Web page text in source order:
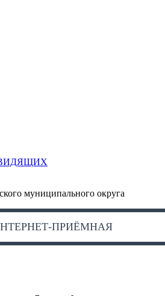
муниципального округа
ПРИЁМНАЯ